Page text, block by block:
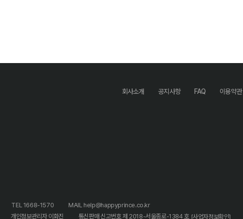
회사소개 공지사항 FAQ 이용약관
TEL 1668-1570
MAIL help@happyprince.co.kr
개인정보관리자 이화진 통신판매 신고번호 제 2018-서울종로-1384 호 [사업자정보확인]